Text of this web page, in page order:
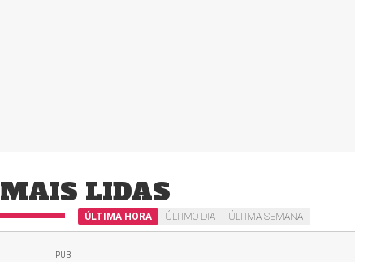
MAIS LIDAS
ÚLTIMA HORA ÚLTIMO DIA ÚLTIMA SEMANA